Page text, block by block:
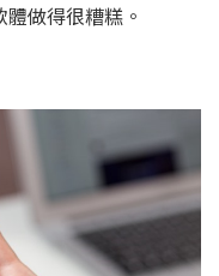
做得很糟糕。